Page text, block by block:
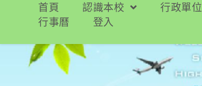
要
首頁 認識本校 行政單位
行事曆
登入